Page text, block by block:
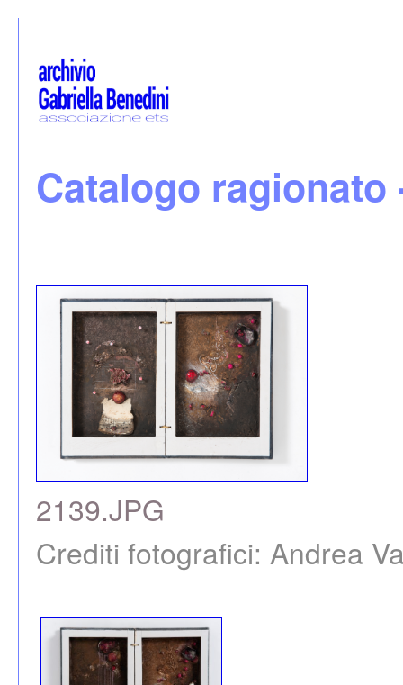
Catalogo ragionato
2139.JPG
Crediti fotografici: Andrea